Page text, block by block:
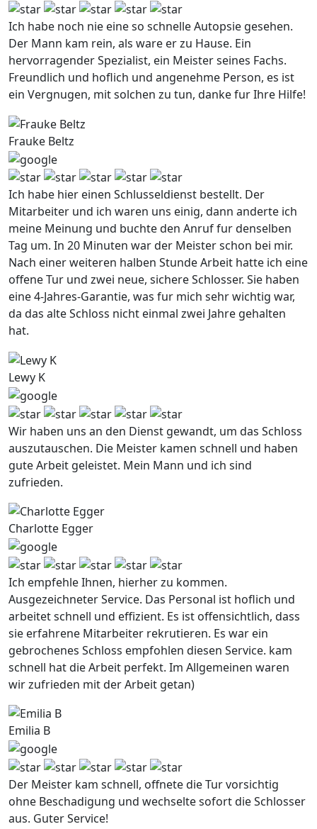
Ich habe noch nie eine so schnelle Autopsie gesehen.
Der Mann kam rein, als ware er zu Hause. Ein
hervorragender Spezialist, ein Meister seines Fachs.
Freundlich und hoflich und angenehme Person, es ist
ein Vergnugen, mit solchen zu tun, danke fur Ihre Hilfe!
Frauke Beltz
Ich habe hier einen Schlusseldienst bestellt. Der
Mitarbeiter und ich waren uns einig, dann anderte ich
meine Meinung und buchte den Anruf fur denselben
Tag um. In 20 Minuten war der Meister schon bei mir.
Nach einer weiteren halben Stunde Arbeit hatte ich eine
offene Tur und zwei neue, sichere Schlosser. Sie haben
eine 4-Jahres-Garantie, was fur mich sehr wichtig war,
da das alte Schloss nicht einmal zwei Jahre gehalten
hat.
Lewy K
Wir haben uns an den Dienst gewandt, um das Schloss
auszutauschen. Die Meister kamen schnell und haben
gute Arbeit geleistet. Mein Mann und ich sind
zufrieden.
Charlotte Egger
Ich empfehle Ihnen, hierher zu kommen.
Ausgezeichneter Service. Das Personal ist hoflich und
arbeitet schnell und effizient. Es ist offensichtlich, dass
sie erfahrene Mitarbeiter rekrutieren. Es war ein
gebrochenes Schloss empfohlen diesen Service. kam
schnell hat die Arbeit perfekt. Im Allgemeinen waren
wir zufrieden mit der Arbeit getan)
Emilia B
Der Meister kam schnell, offnete die Tur vorsichtig
ohne Beschadigung und wechselte sofort die Schlosser
aus. Guter Service!